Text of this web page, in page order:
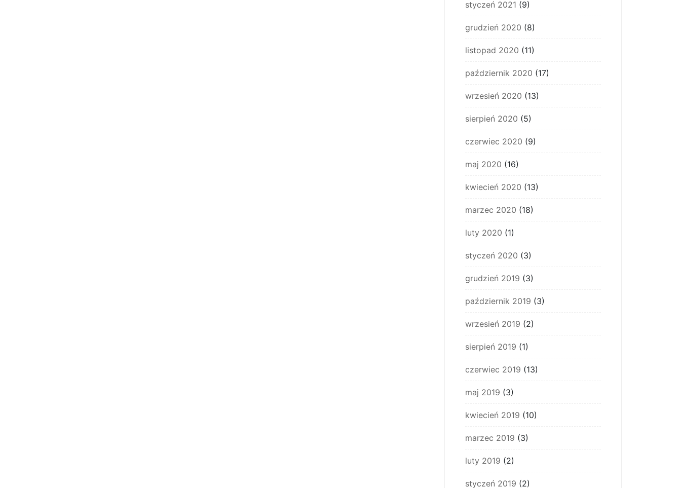
styczeń 2021 (9)
grudzień 2020 (8)
listopad 2020 (11)
październik 2020 (17)
wrzesień 2020 (13)
sierpień 2020 (5)
czerwiec 2020 (9)
maj 2020 (16)
kwiecień 2020 (13)
marzec 2020 (18)
luty 2020 (1)
styczeń 2020 (3)
grudzień 2019 (3)
październik 2019 (3)
wrzesień 2019 (2)
sierpień 2019 (1)
czerwiec 2019 (13)
maj 2019 (3)
kwiecień 2019 (10)
marzec 2019 (3)
luty 2019 (2)
styczeń 2019 (2)